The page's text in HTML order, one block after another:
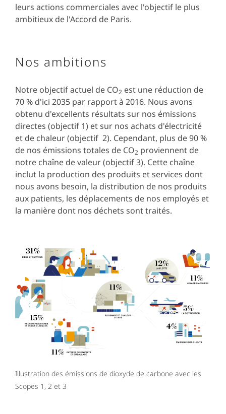
leurs actions commerciales avec l'objectif le plus
ambitieux de l'Accord de Paris.
Nos ambitions
Notre objectif actuel de CO2 est une réduction de
70 % d'ici 2035 par rapport à 2016. Nous avons
obtenu d'excellents résultats sur nos émissions
directes (objectif 1) et sur nos achats d'électricité
et de chaleur (objectif 2). Cependant, plus de 90 %
de nos émissions totales de CO2 proviennent de
notre chaîne de valeur (objectif 3). Cette chaîne
inclut la production des produits et services dont
nous avons besoin, la distribution de nos produits
aux patients, les déplacements de nos employés et
la manière dont nos déchets sont traités.
Illustration des émissions de dioxyde de carbone avec les
Scopes 1, 2 et 3